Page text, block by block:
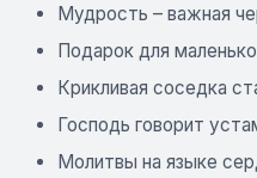
Мудрость – важная
Подарок для
Крикливая соседка
Господь говорит
Молитвы на языке